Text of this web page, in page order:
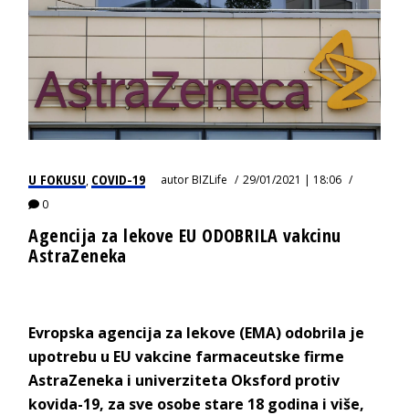
U FOKUSU, COVID-19 autorBIZLife
29/01/2021 | 18:06
0
Agencija za lekove EU ODOBRILA vakcinu
AstraZeneka
Evropska agencija za lekove (EMA) odobrila je
upotrebu u EU vakcine farmaceutske firme
AstraZeneka i univerziteta Oksford protiv
kovida-19, za sve osobe stare 18 godina i više,